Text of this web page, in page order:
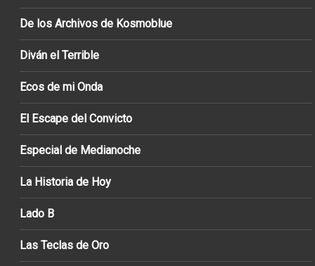
De los Archivos de Kosmoblue
Diván el Terrible
Ecos de mi Onda
El Escape del Convicto
Especial de Medianoche
La Historia de Hoy
Lado B
Las Teclas de Oro